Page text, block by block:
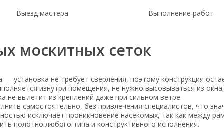
Выезд мастера Выполнение работ
москитных сеток
установка не требует сверления, поэтому конструкция
изнутри помещения, не нужно высовываться из окна.
не вылетит из креплений даже при сильном ветре.
самостоятельно, без привлечения специалистов, что
исключает проникновение насекомых, так как между
полотно любого типа и конструктивного исполнения.